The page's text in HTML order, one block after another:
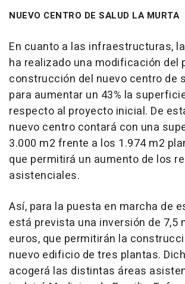
NUEVO CENTRO DE SALUD LA MURTA
En cuanto a las infraestructuras,
ha realizado una modificación del
construcción del nuevo centro de
para aumentar un 43% la
respecto al proyecto inicial. De
nuevo centro contará con una
3.000 m2 frente a los 1.974 m2
que permitirá un aumento de los
asistenciales.
Así, para la puesta en marcha de
está prevista una inversión de 7,5
euros, que permitirán la
nuevo edificio de tres plantas.
acogerá las distintas áreas